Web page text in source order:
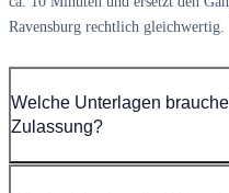
Ravensburg rechtlich gleichwertig.
Welche Unterlagen
Zulassung?